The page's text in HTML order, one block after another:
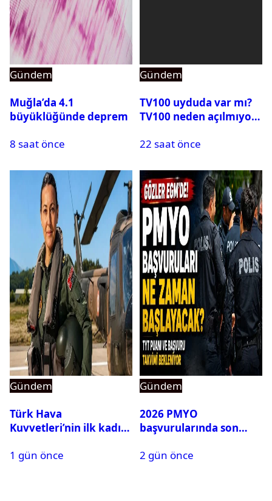
Gündem
Muğla’da 4.1
büyüklüğünde deprem
8 saat önce
Gündem
TV100 uyduda var mı?
TV100 neden açılmıyor?
22 saat önce
Gündem
Türk Hava
Kuvvetleri’nin ilk kadın
Karapınar hakkında
1 gün önce
Gündem
2026 PMYO
başvurularında son
2 gün önce